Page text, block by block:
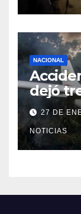
NACIONAL
dejó
en27 DE
NOTICIAS